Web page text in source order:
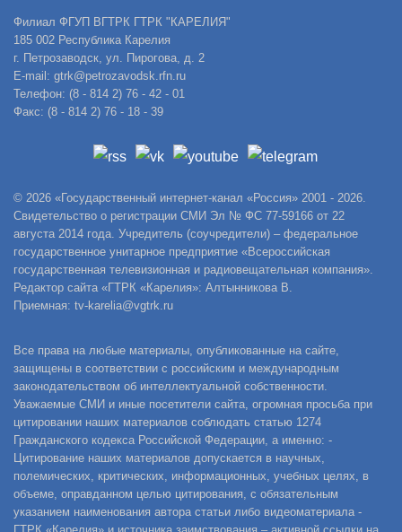
Филиал ФГУП ВГТРК ГТРК "КАРЕЛИЯ"
185 002 Республика Карелия
г. Петрозаводск, ул. Пирогова, д. 2
E-mail: gtrk@petrozavodsk.rfn.ru
Телефон: (8 - 814 2) 76 - 42 - 01
Факс: (8 - 814 2) 76 - 18 - 39
© 2026 «Государственный интернет-канал «Россия» 2001 - 2026.
Свидетельство о регистрации СМИ Эл № ФС 77-59166 от 22
августа 2014 года. Учредитель (соучредители) – федеральное
государственное унитарное предприятие «Всероссийская
государственная телевизионная и радиовещательная компания».
Редактор сайта «ГТРК «Карелия»: Алтынникова В.
Приемная: tv-karelia@vgtrk.ru
Все права на любые материалы, опубликованные на сайте,
защищены в соответствии с российским и международным
законодательством об интеллектуальной собственности.
Уважаемые СМИ и иные посетители сайта, огромная просьба при
цитировании наших материалов соблюдать статью 1274
Гражданского кодекса Российской Федерации, а именно: -
Цитирование наших материалов допускается в научных,
полемических, критических, информационных, учебных целях, в
объеме, оправданном целью цитирования, с обязательным
указанием наименования автора статьи либо видеоматериала -